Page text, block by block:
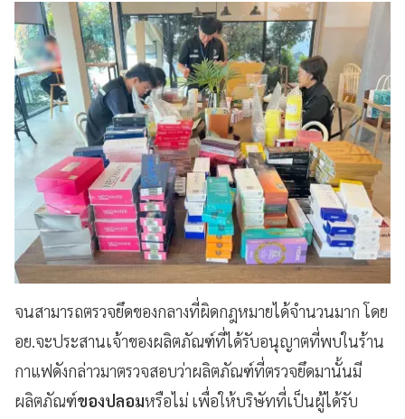
จนสามารถตรวจยึดของกลางที่ผิดกฎหมายได้จำนวนมาก โดย
อย.จะประสานเจ้าของผลิตภัณฑ์ที่ได้รับอนุญาตที่พบในร้าน
กาแฟดังกล่าวมาตรวจสอบว่าผลิตภัณฑ์ที่ตรวจยึดมานั้นมี
ผลิตภัณฑ์ของปลอมหรือไม่ เพื่อให้บริษัทที่เป็นผู้ได้รับ